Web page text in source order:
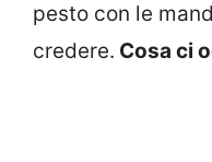
pesto con le
credere. Cosa ci